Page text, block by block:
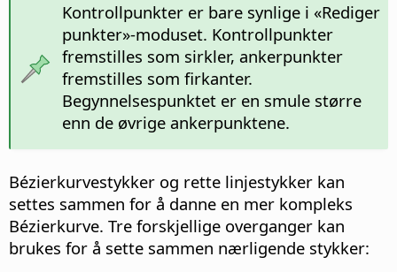
Kontrollpunkter er bare synlige i «Rediger
punkter»-moduset. Kontrollpunkter
fremstilles som sirkler, ankerpunkter
fremstilles som firkanter.
Begynnelsespunktet er en smule større
enn de øvrige ankerpunktene.
Bézierkurvestykker og rette linjestykker kan
settes sammen for å danne en mer kompleks
Bézierkurve. Tre forskjellige overganger kan
brukes for å sette sammen nærligende stykker: